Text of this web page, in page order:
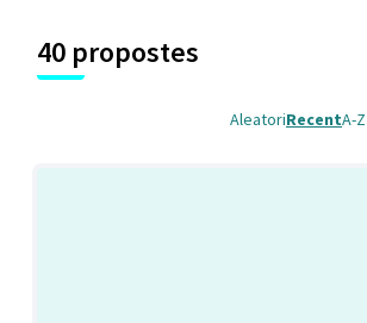
40 propostes
AleatoriRecentA-